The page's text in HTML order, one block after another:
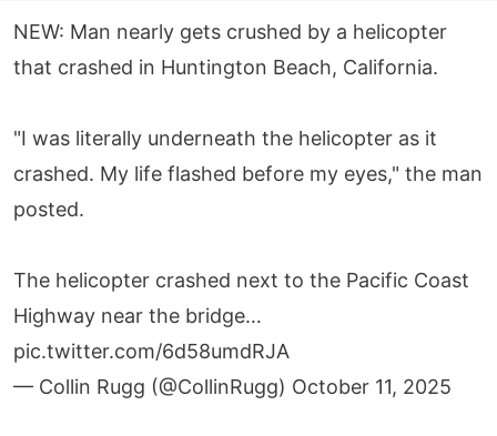
NEW: Man nearly gets crushed by a helicopter
that crashed in Huntington Beach, California.
"I was literally underneath the helicopter as it
crashed. My life flashed before my eyes," the man
posted.
The helicopter crashed next to the Pacific Coast
Highway near the bridge…
pic.twitter.com/6d58umdRJA
— Collin Rugg (@CollinRugg) October 11, 2025